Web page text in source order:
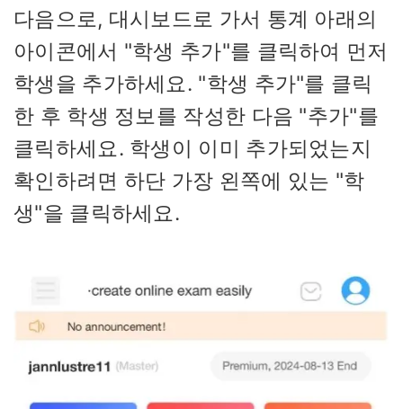
다음으로, 대시보드로 가서 통계 아래의
아이콘에서 "학생 추가"를 클릭하여 먼저
학생을 추가하세요. "학생 추가"를 클릭
한 후 학생 정보를 작성한 다음 "추가"를
클릭하세요. 학생이 이미 추가되었는지
확인하려면 하단 가장 왼쪽에 있는 "학
생"을 클릭하세요.